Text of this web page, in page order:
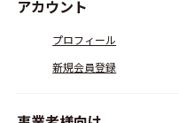
アカウント
プロフィール
新規会員登録